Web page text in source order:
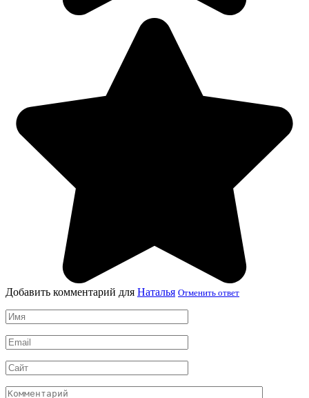
Добавить комментарий для Наталья Отменить ответ
Имя
*
Email
*
Сайт
Комментарий